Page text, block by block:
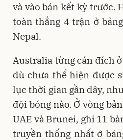
và vào bán kết kỳ trước.
toàn thắng 4 trận ở
Nepal.
Australia từng cán đích
dù chưa thể hiện được
lục thời gian gần đây,
đội bóng nào. Ở vòng
UAE và Brunei, ghi 11
truyền thống nhất ở